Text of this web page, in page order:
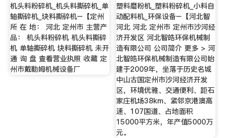
机头料粉碎机_机头料撕碎机_单
轴撕碎机_块料撕碎机–【定州
所 在 地： 河北 定州市 主营产
品： 机头料粉碎机 机头料撕碎
机 单轴撕碎机 块料撕碎机 未开
通 询 盘 查看营业执照 收藏 定
州市戴勒姆机械设备厂
塑料磨粉机_塑料粉碎机_小料自
动配料机_环保设备–【河北智
河北 河北 定州市 定州市沙河经
济开发区 河北智皓环保机械制
造有限公司 公司简介 更多 > 河
北智皓环保机械制造有限公司始
建于2009年，坐落于历史名城
中山古国定州市沙河经济开发
区，环境优雅、交通便利、距石
家庄机场38km、紧邻京港澳高
速、107国道、占地面积
15000平方米，年产值5000万
元。